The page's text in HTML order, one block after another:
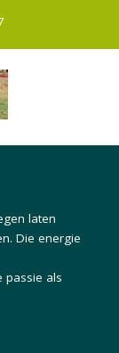
laten
Die energie
passie als